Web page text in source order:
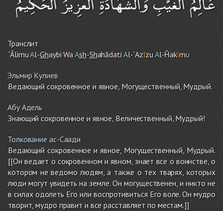
Транслит
`ĀlimuAl-Ghaybi WaAsh-ShahādatiAl-`AzīzuAl-Ĥakīmu
Эльмир Кулиев
Ведающий сокровенное и явное, Могущественный, Мудрый.
Абу Адель
Знающий сокровенное и явное, Величественный, Мудрый!
Толкование ас-Саади
Ведающий сокровенное и явное, Могущественный, Мудрый.
[[Он ведает о сокровенном и явном, знает все о воинстве, о
котором не ведомо людям, а также о тех тварях, которых
люди могут увидеть на земле. Он могущественен, и никто не
в силах одолеть Его или воспротивиться Его воле. Он мудро
творит, мудро правит и все расставляет по местам.]]